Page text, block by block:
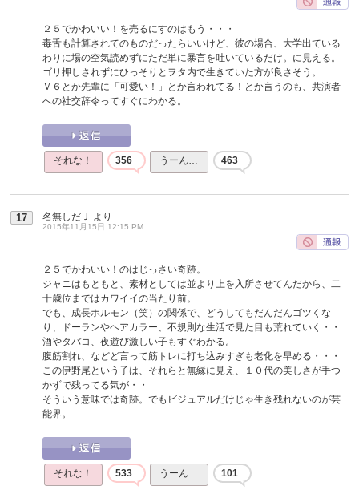
２５でかわいい！を売るにすのはもう・・・
毒舌も計算されてのものだったらいいけど、彼の場合、大学出ている
わりに場の空気読めずにただ単に暴言を吐いているだけ。に見える。
ゴリ押しされずにひっそりとヲタ内で生きていた方が良さそう。
Ｖ６とか先輩に「可愛い！」とか言われてる！とか言うのも、共演者
への社交辞令ってすぐにわかる。
それな！ 356 うーん… 463
17 名無しだＪ より
2015年11月15日 12:15 PM
２５でかわいい！のはじっさい奇跡。
ジャニはもともと、素材としては並より上を入所させてんだから、二
十歳位まではカワイイの当たり前。
でも、成長ホルモン（笑）の関係で、どうしてもだんだんゴツくな
り、ドーランやヘアカラー、不規則な生活で見た目も荒れていく・・
酒やタバコ、夜遊び激しい子もすぐわかる。
腹筋割れ、などど言って筋トレに打ち込みすぎも老化を早める・・・
この伊野尾という子は、それらと無縁に見え、１０代の美しさが手つ
かずで残ってる気が・・
そういう意味では奇跡。でもビジュアルだけじゃ生き残れないのが芸
能界。
それな！ 533 うーん… 101